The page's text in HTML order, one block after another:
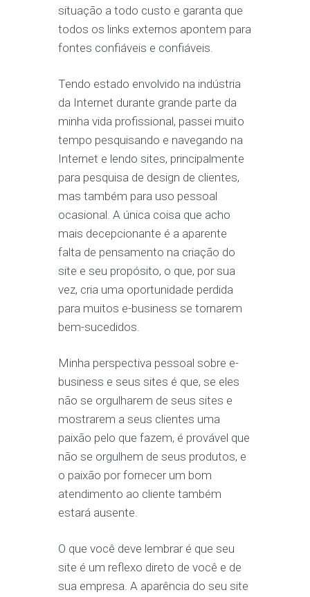
situação a todo custo e garanta que
todos os links externos apontem para
fontes confiáveis ​​e confiáveis.
Tendo estado envolvido na indústria
da Internet durante grande parte da
minha vida profissional, passei muito
tempo pesquisando e navegando na
Internet e lendo sites, principalmente
para pesquisa de design de clientes,
mas também para uso pessoal
ocasional. A única coisa que acho
mais decepcionante é a aparente
falta de pensamento na criação do
site e seu propósito, o que, por sua
vez, cria uma oportunidade perdida
para muitos e-business se tornarem
bem-sucedidos.
Minha perspectiva pessoal sobre e-
business e seus sites é que, se eles
não se orgulharem de seus sites e
mostrarem a seus clientes uma
paixão pelo que fazem, é provável que
não se orgulhem de seus produtos, e
o paixão por fornecer um bom
atendimento ao cliente também
estará ausente.
O que você deve lembrar é que seu
site é um reflexo direto de você e de
sua empresa. A aparência do seu site